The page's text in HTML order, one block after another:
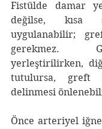
Fistülde damar
değilse, kısa
uygulanabilir;
gerekmez.
yerleştirilirken,
tutulursa, greft
delinmesi
Önce arteriyel